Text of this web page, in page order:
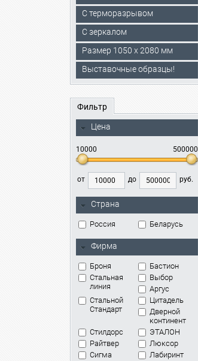
С терморазрывом
С зеркалом
Размер 1050 х 2080 мм
Выставочные образцы!
Фильтр
Цена
10000 500000
от до руб.
Страна
Россия Беларусь
Фирма
Броня
Бастион
Стальная
линия
Выбор
Аргус
Стальной
Стандарт
Цитадель
Дверной
континент
Стилдорс
ЭТАЛОН
Райтвер
Люксор
Сигма
Лабиринт